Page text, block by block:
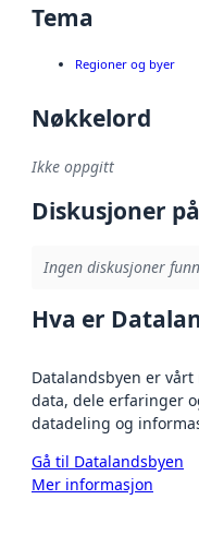
Tema
Regioner og byer
Nøkkelord
Ikke oppgitt
Diskusjoner
Ingen diskusjoner
Hva er
Datalandsbyen er
data, dele erfaringer
datadeling og
Gå til Datalandsbyen
Mer informasjon